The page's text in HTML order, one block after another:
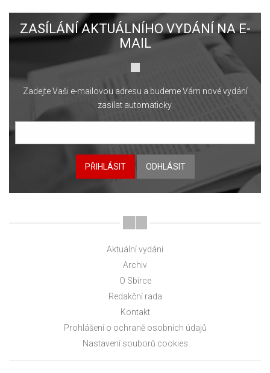
ZASÍLÁNÍ AKTUÁLNÍHO VYDÁNÍ NA E-
MAIL
Zadejte Vaši e-mailovou adresu a budeme Vám nové vydání
zasílat automaticky.
PŘIHLÁSIT ODHLÁSIT
Aktuální vydání
Archiv
O Sbírce
Redakční rada
Kontakt
Prohlášení o ochraně osobních údajů
Nastavení souborů cookies